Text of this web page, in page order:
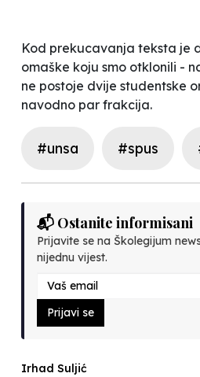
Kod prekucavanja teksta je
omaške koju smo otklonili -
ne postoje dvije studentske
navodno par frakcija.
#unsa #spus
📬 Ostanite informisani
Prijavite se na Školegijum
nijednu vijest.
Prijavi se
Irhad Suljić